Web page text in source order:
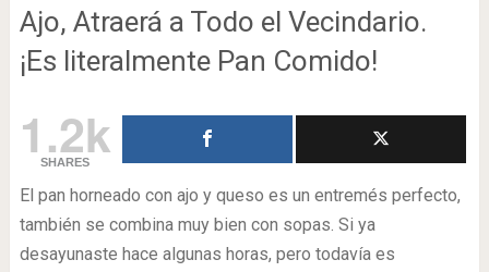
Ajo, Atraerá a Todo el Vecindario.
¡Es literalmente Pan Comido!
1.2k
SHARES
El pan horneado con ajo y queso es un entremés perfecto,
también se combina muy bien con sopas. Si ya
desayunaste hace algunas horas, pero todavía es